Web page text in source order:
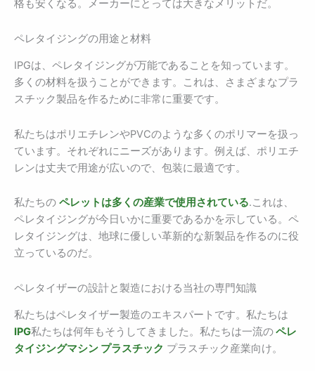
格も安くなる。メーカーにとっては大きなメリットだ。
ペレタイジングの用途と材料
IPGは、ペレタイジングが万能であることを知っています。
多くの材料を扱うことができます。これは、さまざまなプラ
スチック製品を作るために非常に重要です。
私たちはポリエチレンやPVCのような多くのポリマーを扱っ
ています。それぞれにニーズがあります。例えば、ポリエチ
レンは丈夫で用途が広いので、包装に最適です。
私たちの ペレットは多くの産業で使用されている.これは、
ペレタイジングが今日いかに重要であるかを示している。ペ
レタイジングは、地球に優しい革新的な新製品を作るのに役
立っているのだ。
ペレタイザーの設計と製造における当社の専門知識
私たちはペレタイザー製造のエキスパートです。私たちは
IPG私たちは何年もそうしてきました。私たちは一流のペレ
タイジングマシン プラスチック プラスチック産業向け。